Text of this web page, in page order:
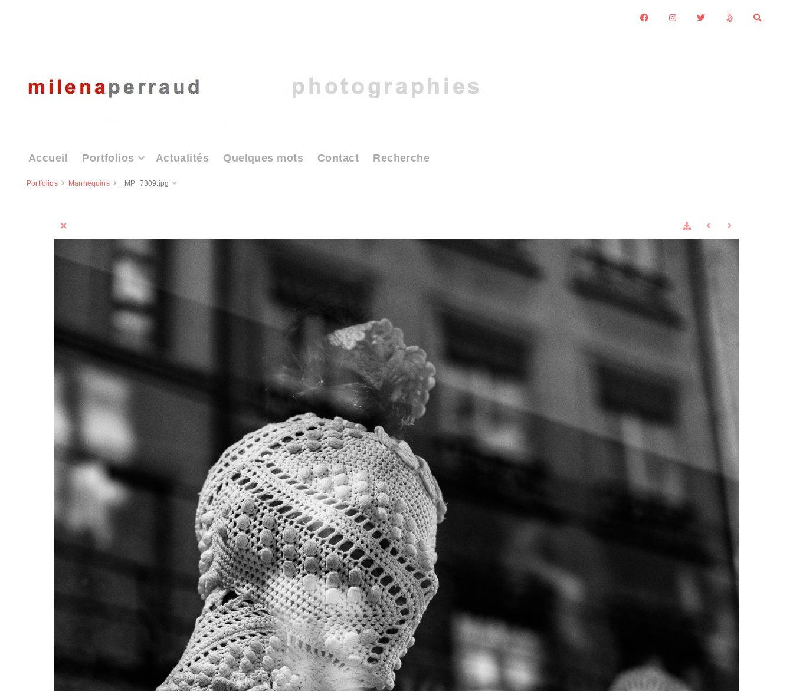
Portfolios Mannequins _MP_7309.jpg
Accueil Portfolios Actualités Quelques mots Contact Recherche